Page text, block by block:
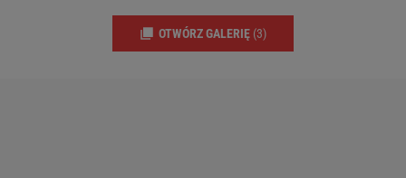
OTWÓRZ GALERIĘ (3)